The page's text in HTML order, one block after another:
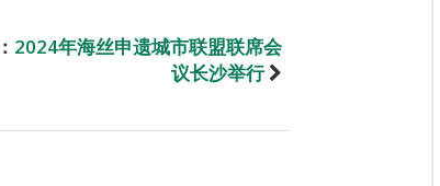
2024年海丝申遗城市联盟联席会
议长沙举行